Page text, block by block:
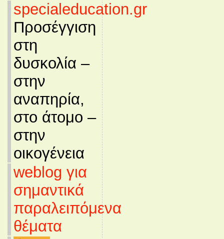
specialeducation.gr
Προσέγγιση
στη
δυσκολία –
στην
αναπηρία,
στο άτομο –
στην
οικογένεια
weblog για
σημαντικά
παραλειπόμενα
θέματα